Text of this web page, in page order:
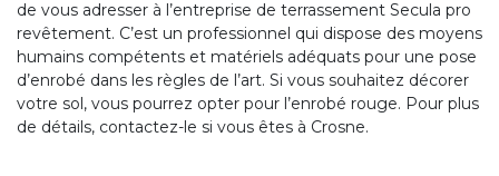
de vous adresser à l’entreprise de terrassement Secula pro
revêtement. C’est un professionnel qui dispose des moyens
humains compétents et matériels adéquats pour une pose
d’enrobé dans les règles de l’art. Si vous souhaitez décorer
votre sol, vous pourrez opter pour l’enrobé rouge. Pour plus
de détails, contactez-le si vous êtes à Crosne.